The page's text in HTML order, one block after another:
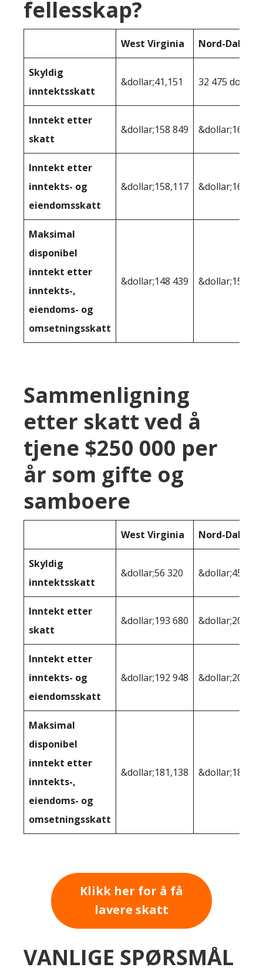
fellesskap?
West Virginia Nord-Dakota
Skyldig
inntektsskatt
&dollar;41,151 32 475 dollar
Inntekt etter
skatt
&dollar;158 849 &dollar;167
Inntekt etter
inntekts- og
eiendomsskatt
&dollar;158,117
Maksimal
disponibel
inntekt etter
inntekts-,
eiendoms- og
omsetningsskatt
&dollar;148 439 &dollar;154
Sammenligning
etter skatt ved å
tjene $250 000 per
år som gifte og
samboere
West Virginia Nord-Dakota
Skyldig
inntektsskatt
&dollar;56 320 &dollar;45 529
Inntekt etter
skatt
&dollar;193 680 &dollar;204
Inntekt etter
inntekts- og
eiendomsskatt
&dollar;192 948
Maksimal
disponibel
inntekt etter
inntekts-,
eiendoms- og
omsetningsskatt
&dollar;181,138 &dollar;189
Klikk her for å få
lavere skatt
VANLIGE SPØRSMÅL